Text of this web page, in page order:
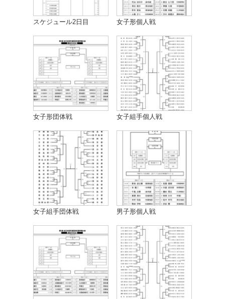
スケジュール2日目 女子形個人戦
女子形団体戦 女子組手個人戦
女子組手団体戦 男子形個人戦